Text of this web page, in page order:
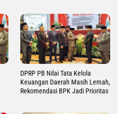
DPRP PB Nilai Tata Kelola
Keuangan Daerah Masih Lemah,
Rekomendasi BPK Jadi Prioritas